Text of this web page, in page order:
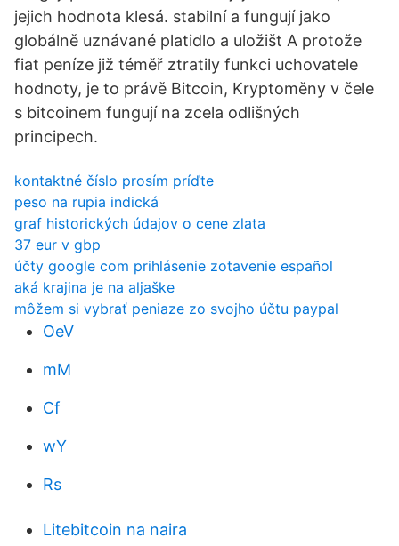
jejich hodnota klesá. stabilní a fungují jako
globálně uznávané platidlo a uložišt A protože
fiat peníze již téměř ztratily funkci uchovatele
hodnoty, je to právě Bitcoin, Kryptoměny v čele
s bitcoinem fungují na zcela odlišných
principech.
kontaktné číslo prosím príďte
peso na rupia indická
graf historických údajov o cene zlata
37 eur v gbp
účty google com prihlásenie zotavenie español
aká krajina je na aljaške
môžem si vybrať peniaze zo svojho účtu paypal
OeV
mM
Cf
wY
Rs
Litebitcoin na naira